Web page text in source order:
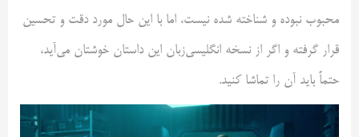
محبوب نبوده و شناخته شده نیست، اما با این حال مورد دقت و تحسین
قرار گرفته و اگر از نسخه انگلیسی‌زبان این داستان خوشتان می‌آید،
حتماً باید آن را تماشا کنید.